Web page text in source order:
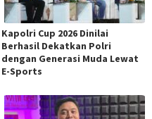
Kapolri Cup 2026 Dinilai
Berhasil Dekatkan Polri
dengan Generasi Muda Lewat
E-Sports